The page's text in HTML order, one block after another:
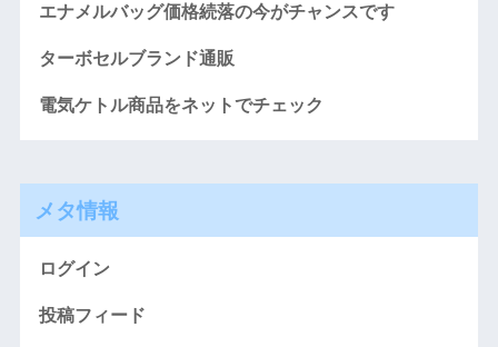
エナメルバッグ価格続落の今がチャンスです
ターボセルブランド通販
電気ケトル商品をネットでチェック
メタ情報
ログイン
投稿フィード